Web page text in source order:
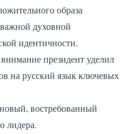
образа
духовной
идентичности.
президент уделил
на русский язык ключевых
востребованный
лидера.